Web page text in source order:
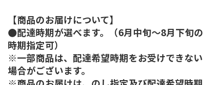
【商品のお届けについて】
●配達時期が選べます。（6月中旬～8月下旬の
時期指定可）
※一部商品は、配達希望時期をお受けできない
場合がございます。